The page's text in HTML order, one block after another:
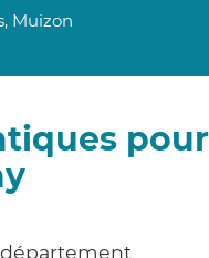
Muizon
pour
département